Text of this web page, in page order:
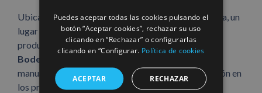
Ubicada en Elciego, en el corazón de la Rioja Alavesa, un
lugar privilegiado para el cultivo de viñedos y la
producción de grandes vinos. Rodeada de viñedos
Bodegas Fos
combina la tradición de la recogida
manual, la fermentación y la crianza, con la innovación en
los procesos de producción y embotellado.
Puedes aceptar todas las cookies pulsando el
botón “Aceptar cookies”, rechazar su uso
clicando en “Rechazar” o configurarlas
clicando en “Configurar. Política de cookies
ACEPTAR RECHAZAR